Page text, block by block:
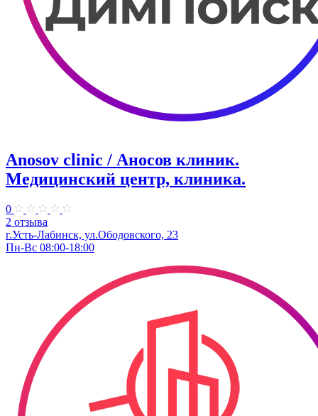
Anosov clinic / Аносов клиник.
Медицинский центр, клиника.
0
2 отзыва
г.Усть-Лабинск, ул.​Ободовского, 23​
Пн-Вс 08:00-18:00